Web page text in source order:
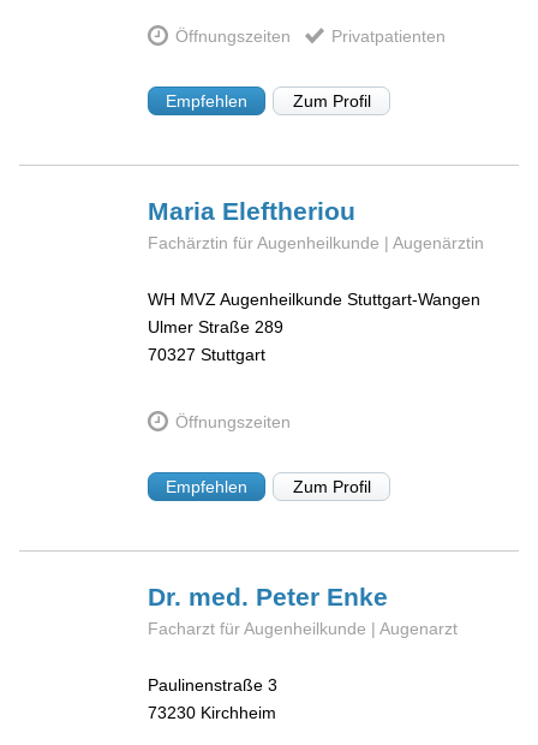
Öffnungszeiten Privatpatienten
Empfehlen Zum Profil
Maria Eleftheriou
Fachärztin für Augenheilkunde | Augenärztin
WH MVZ Augenheilkunde Stuttgart-Wangen
Ulmer Straße 289
70327 Stuttgart
Öffnungszeiten
Empfehlen Zum Profil
Dr. med. Peter Enke
Facharzt für Augenheilkunde | Augenarzt
Paulinenstraße 3
73230 Kirchheim